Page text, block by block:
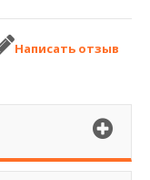
Написать отзыв